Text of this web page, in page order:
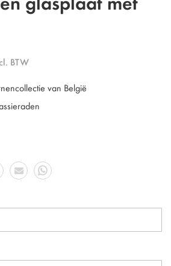
BTW
van België